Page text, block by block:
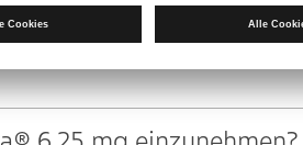
Einnahme von